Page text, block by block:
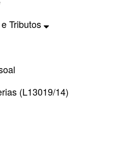
Tributos
(L13019/14)